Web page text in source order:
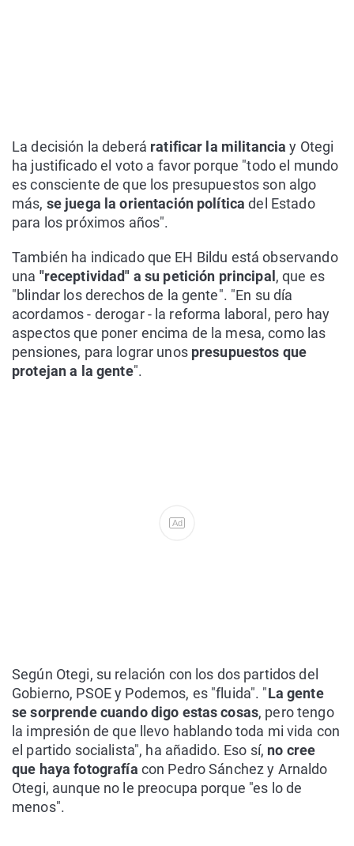
La decisión la deberá ratificar la militanciay Otegi
ha justificado el voto a favor porque "todo el mundo
es consciente de que los presupuestos son algo
más, se juega la orientación política del Estado
para los próximos años".
También ha indicado que EH Bildu está observando
una "receptividad" a su petición principal , que es
"blindar los derechos de la gente". "En su día
acordamos - derogar - la reforma laboral, pero hay
aspectos que poner encima de la mesa, como las
pensiones, para lograr unos presupuestos que
protejan a la gente".
Ad
Según Otegi, su relación con los dos partidos del
Gobierno, PSOE y Podemos, es "fluida". "La gente
se sorprende cuando digo estas cosas, pero tengo
la impresión de que llevo hablando toda mi vida con
el partido socialista", ha añadido. Eso sí, no cree
que haya fotografía con Pedro Sánchez y Arnaldo
Otegi, aunque no le preocupa porque "es lo de
menos".